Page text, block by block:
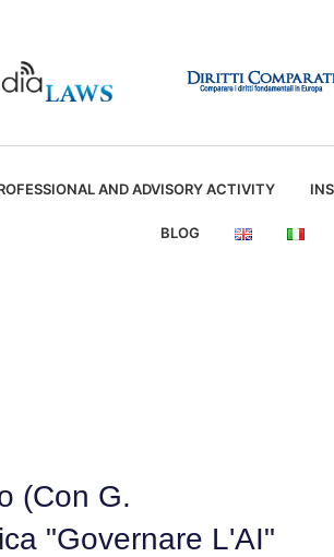
AND ADVISORY ACTIVITY
BLOG
(con G.
"Governare L'AI"